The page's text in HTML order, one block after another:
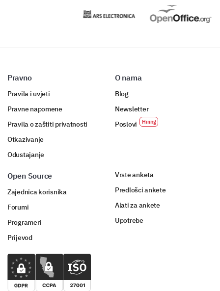
našom crkvenom zajednicom?
Povratne informacije i prijedlozi
Tvoje povratne informacije su važne. Molimo te
poboljšali.
Kako možemo poboljšati naše crkvene usluge i
programe?
Imaš li dodatne prijedloge ili komentare?
Pravno
Pravila i uvjeti
Pravne napomene
Pravila o zaštiti privatnosti
Otkazivanje
Odustajanje
O nama
Blog
Newsletter
Poslovi
Open Source
Zajednica korisnika
Forumi
Programeri
Prijevod
Vrste anketa
Predlošci ankete
Alati za ankete
Upotrebe